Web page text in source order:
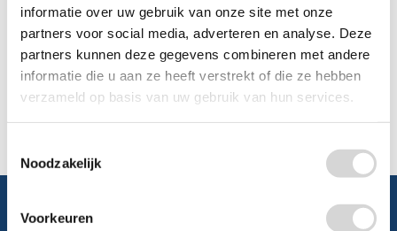
informatie over uw gebruik van onze site met onze
partners voor social media, adverteren en analyse. Deze
partners kunnen deze gegevens combineren met andere
informatie die u aan ze heeft verstrekt of die ze hebben
verzameld op basis van uw gebruik van hun services.
Noodzakelijk
Voorkeuren
Offerte aanvragen Vraag een speciale prijs op bij ons, wij
kijken naar de mogelijkheden.